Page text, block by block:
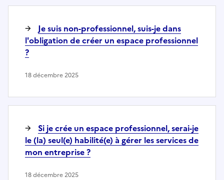
Je suis non-professionnel, suis-je dans
l'obligation de créer un espace professionnel
?
18 décembre 2025
Si je crée un espace professionnel, serai-je
le (la) seul(e) habilité(e) à gérer les services de
mon entreprise ?
18 décembre 2025